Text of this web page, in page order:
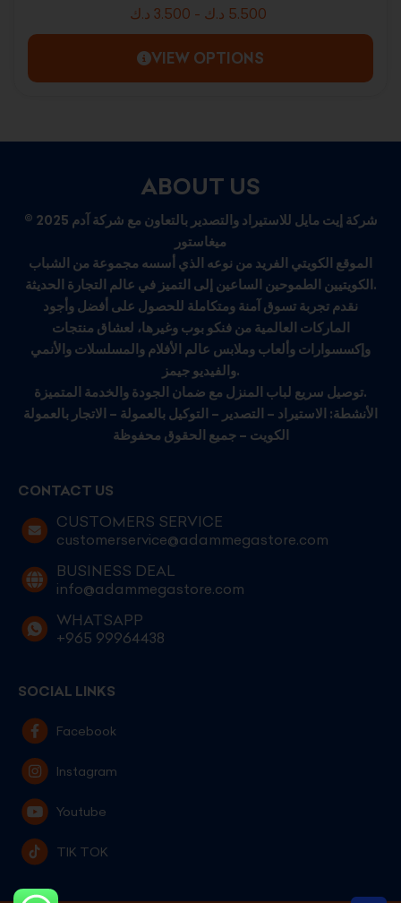
3.500 د.ك - 5.500 د.ك
VIEW OPTIONS
ABOUT US
© 2025 شركة إيت مايل للاستيراد والتصدير بالتعاون مع شركة آدم
ميغاستور
الموقع الكويتي الفريد من نوعه الذي أسسه مجموعة من الشباب
الكويتيين الطموحين الساعين إلى التميز في عالم التجارة الحديثة.
نقدم تجربة تسوق آمنة ومتكاملة للحصول على أفضل وأجود
الماركات العالمية من فنكو بوب وغيرها، لعشاق منتجات
وإكسسوارات وألعاب وملابس عالم الأفلام والمسلسلات والأنمي
والفيديو جيمز.
توصيل سريع لباب المنزل مع ضمان الجودة والخدمة المتميزة.
الأنشطة: الاستيراد – التصدير – التوكيل بالعمولة – الاتجار بالعمولة
الكويت – جميع الحقوق محفوظة
CONTACT US
CUSTOMERS SERVICE
customerservice@adammegastore.com
BUSINESS DEAL
info@adammegastore.com
WHATSAPP
+965 99964438
SOCIAL LINKS
Facebook
Instagram
Youtube
TIK TOK